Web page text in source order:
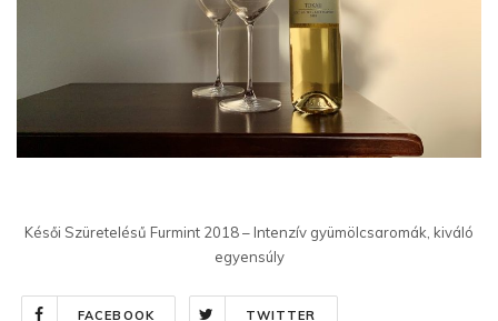
Késői Szüretelésű Furmint 2018 – Intenzív gyümölcsaromák, kiváló
egyensúly
FACEBOOK TWITTER